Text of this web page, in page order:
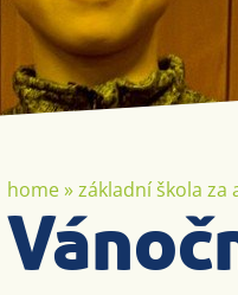
home»základní škola za